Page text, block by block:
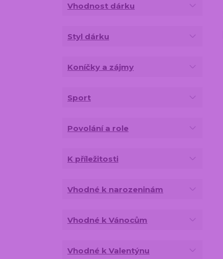
Vhodnost dárku
Styl dárku
Koníčky a zájmy
Sport
Povolání a role
K příležitosti
Vhodné k narozeninám
Vhodné k Vánocům
Vhodné k Valentýnu